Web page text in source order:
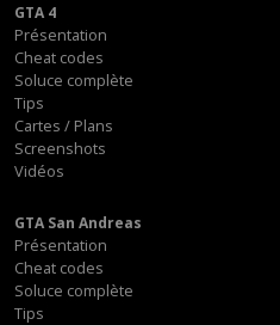
GTA 4
Présentation
Cheat codes
Soluce complète
Tips
Cartes / Plans
Screenshots
Vidéos
GTA San Andreas
Présentation
Cheat codes
Soluce complète
Tips